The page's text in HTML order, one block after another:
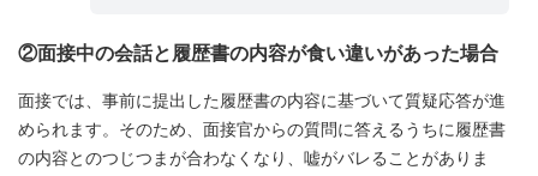
②面接中の会話と履歴書の内容が食い違いがあった場合
面接では、事前に提出した履歴書の内容に基づいて質疑応答が進
められます。そのため、面接官からの質問に答えるうちに履歴書
の内容とのつじつまが合わなくなり、嘘がバレることがありま